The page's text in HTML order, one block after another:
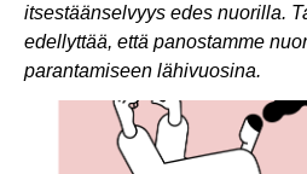
itsestäänselvyys edes nuorilla.
edellyttää, että panostamme
parantamiseen lähivuosina.